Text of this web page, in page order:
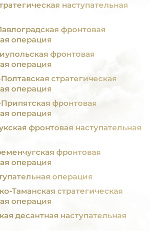
наступательная
фронтовая
операция
фронтовая
операция
стратегическая
операция
фронтовая
операция
фронтовая наступательная
фронтовая
операция
операция
Таманская стратегическая
операция
десантная наступательная